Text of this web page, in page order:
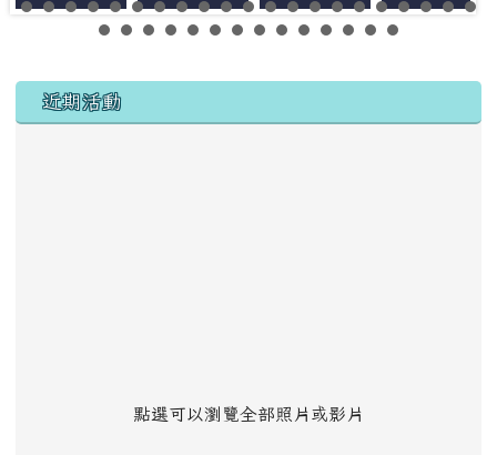
左邊區域內容
近期活動
點選可以瀏覽全部照片或影片